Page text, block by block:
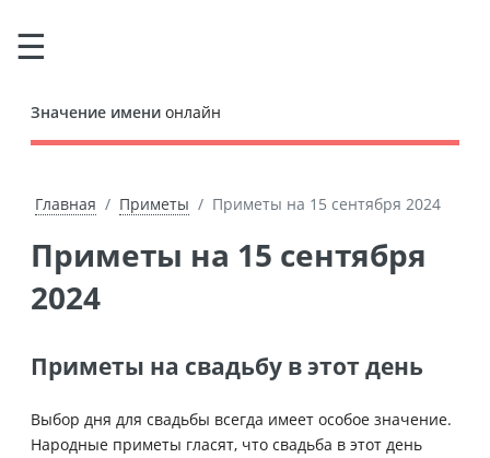
Значение имени онлайн
Главная Приметы Приметы на 15 сентября 2024
Приметы на 15 сентября
2024
Приметы на свадьбу в этот день
Выбор дня для свадьбы всегда имеет особое значение.
Народные приметы гласят, что свадьба в этот день